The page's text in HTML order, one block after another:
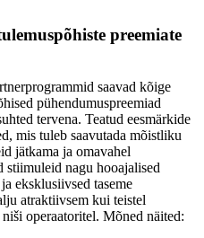
preemiate
saavad kõige
pühendumuspreemiad
tervena. Teatud eesmärkide
mis tuleb saavutada mõistliku
jätkama ja omavahel
nagu hooajalised
eksklusiivsed taseme
atraktiivsem kui teistel
operaatoritel. Mõned näited: